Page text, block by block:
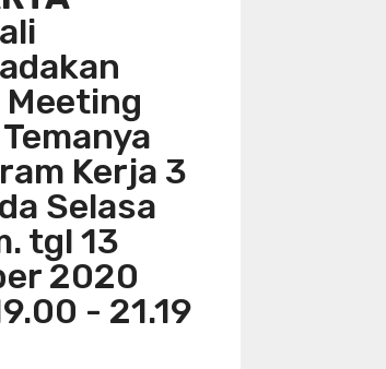
Meeting
Kerja 3
Selasa
tgl 13
2020
- 21.19